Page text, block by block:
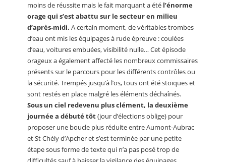
moins de réussite mais le fait marquant a été l’énorme
orage qui s’est abattu sur le secteur en milieu
d’après-midi. A certain moment, de véritables trombes
d’eau ont mis les équipages à rude épreuve : coulées
d’eau, voitures embuées, visibilité nulle… Cet épisode
orageux a également affecté les nombreux commissaires
présents sur le parcours pour les différents contrôles ou
la sécurité. Trempés jusqu’à l’os, tous ont été stoïques et
sont restés en place malgré les éléments déchaînés.
Sous un ciel redevenu plus clément, la deuxième
journée a débuté tôt(jour d’élections oblige) pour
proposer une boucle plus réduite entre Aumont-Aubrac
et St Chély d’Apcher et s’est terminée par une petite
étape sous forme de texte qui n’a pas posé trop de